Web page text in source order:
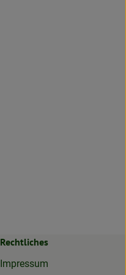
Rechtliches
Impressum